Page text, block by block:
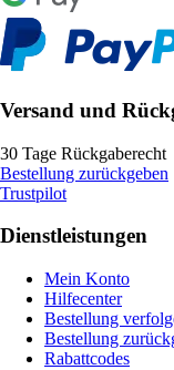
Versand und
30 Tage Rückgaberecht
Bestellung zurückgeben
Trustpilot
Dienstleistungen
Mein Konto
Hilfecenter
Bestellung
Bestellung
Rabattcodes